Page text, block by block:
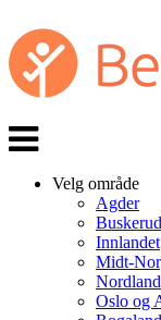
Veksle
navigasjon
Velg område
Agder
Buskerud
Innlandet
Midt-
Nordland
Oslo og